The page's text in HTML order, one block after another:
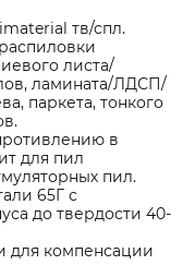
тв/спл.
листа/
ламината/ЛДСП/
паркета, тонкого
в
для пил
пил.
65Г с
до твердости 40-
для компенсации